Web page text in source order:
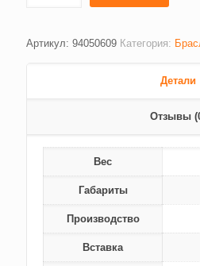
Артикул: 94050609 Категория:
Детали
Отзывы
Вес
Габариты
Производство
Вставка